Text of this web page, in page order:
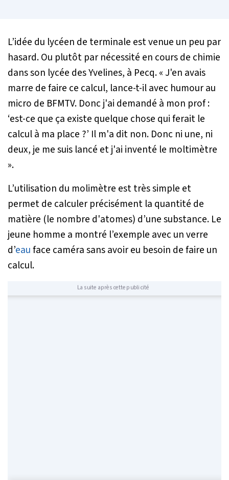
L’idée du lycéen de terminale est venue un peu par
hasard. Ou plutôt par nécessité en cours de chimie
dans son lycée des Yvelines, à Pecq. « J'en avais
marre de faire ce calcul, lance-t-il avec humour au
micro de BFMTV. Donc j'ai demandé à mon prof :
‘est-ce que ça existe quelque chose qui ferait le
calcul à ma place ?’ Il m'a dit non. Donc ni une, ni
deux, je me suis lancé et j'ai inventé le moltimètre
».
L’utilisation du molimètre est très simple et
permet de calculer précisément la quantité de
matière (le nombre d'atomes) d’une substance. Le
jeune homme a montré l’exemple avec un verre
d’eauface caméra sans avoir eu besoin de faire un
calcul.
La suite après cette publicité